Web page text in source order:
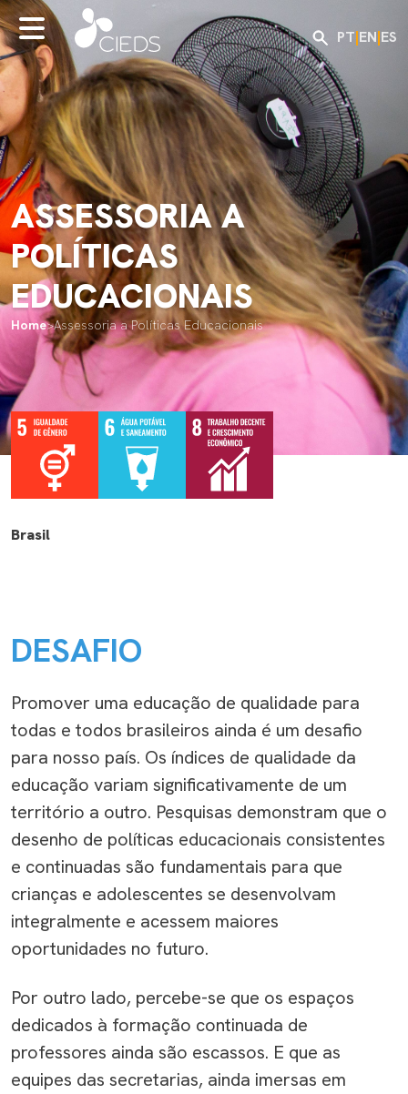
PT|EN|ES
ASSESSORIA A
POLÍTICAS
EDUCACIONAIS
Home>Assessoria a Políticas Educacionais
Brasil
DESAFIO
Promover uma educação de qualidade para
todas e todos brasileiros ainda é um desafio
para nosso país. Os índices de qualidade da
educação variam significativamente de um
território a outro. Pesquisas demonstram que o
desenho de políticas educacionais consistentes
e continuadas são fundamentais para que
crianças e adolescentes se desenvolvam
integralmente e acessem maiores
oportunidades no futuro.
Por outro lado, percebe-se que os espaços
dedicados à formação continuada de
professores ainda são escassos. E que as
equipes das secretarias, ainda imersas em